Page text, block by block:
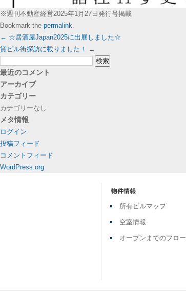
※週刊不動産経営2025年1月27日発行号掲載
Bookmark the permalink.
← ☆居酒屋Japan2025に出展しました☆
貸ビル街探訪に載りました！
→
索:
最近のコメント
アーカイブ
カテゴリー
カテゴリーなし
メタ情報
ログイン
投稿フィード
コメントフィード
WordPress.org
所有ビルマップ
空室情報
オープンまでのフロー